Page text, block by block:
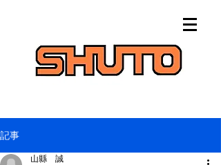
記事
山縣 誠